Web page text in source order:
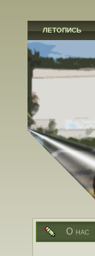
ЛЕТОПИСЬ
О нас